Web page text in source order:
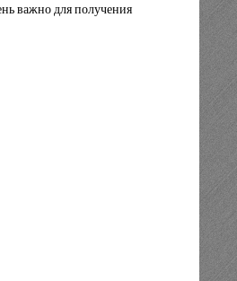
важно для получения